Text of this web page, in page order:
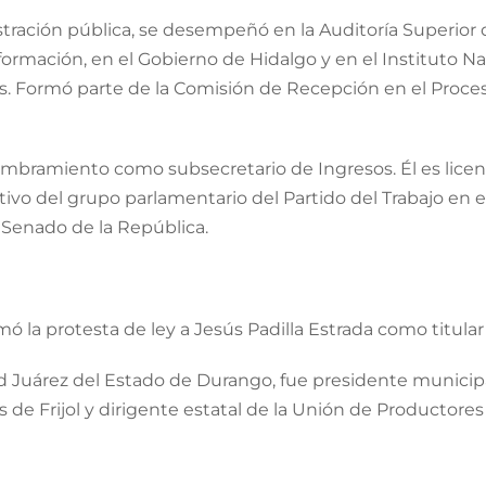
pública, se desempeñó en la Auditoría Superior
en el Gobierno de Hidalgo y en el Instituto
Formó parte de la Comisión de Recepción en el
como subsecretario de Ingresos. Él es
del grupo parlamentario del Partido del Trabajo en
de la República.
la protesta de ley a Jesús Padilla Estrada como
Juárez del Estado de Durango, fue presidente
Frijol y dirigente estatal de la Unión de